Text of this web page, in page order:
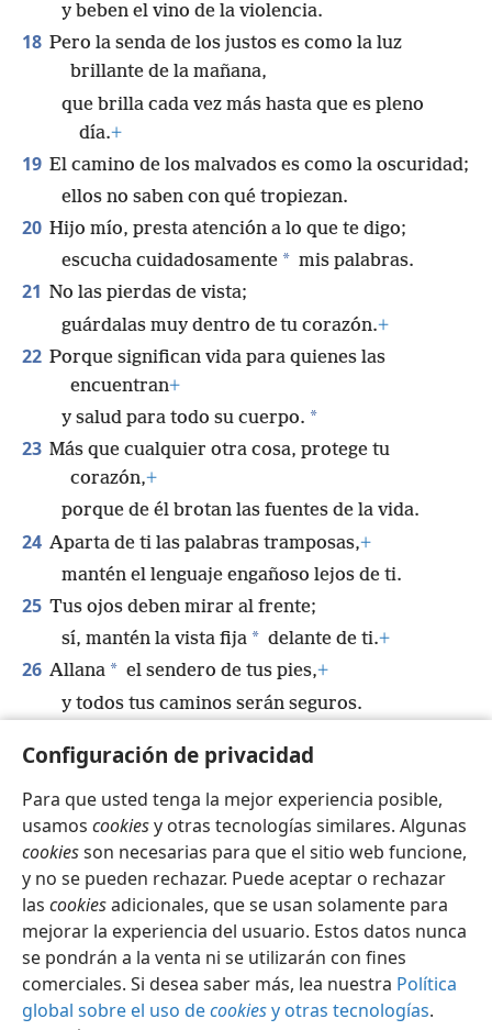
Configuración de privacidad
Para que usted tenga la mejor experiencia posible,
usamos cookiesy otras tecnologías similares. Algunas
cookiesson necesarias para que el sitio web funcione,
y no se pueden rechazar. Puede aceptar o rechazar
las cookiesadicionales, que se usan solamente para
mejorar la experiencia del usuario. Estos datos nunca
se pondrán a la venta ni se utilizarán con fines
comerciales. Si desea saber más, lea nuestra Política
global sobre el uso decookiesy otras tecnologías.
y beben el vino de la violencia.
18 Pero la senda de los justos es como la luz
brillante de la mañana,
que brilla cada vez más hasta que es pleno
día.+
19 El camino de los malvados es como la oscuridad;
ellos no saben con qué tropiezan.
20 Hijo mío, presta atención a lo que te digo;
escucha cuidadosamente * mis palabras.
21 No las pierdas de vista;
guárdalas muy dentro de tu corazón.+
22 Porque significan vida para quienes las
encuentran+
y salud para todo su cuerpo. *
23 Más que cualquier otra cosa, protege tu
corazón,+
porque de él brotan las fuentes de la vida.
24 Aparta de ti las palabras tramposas,+
mantén el lenguaje engañoso lejos de ti.
25 Tus ojos deben mirar al frente;
sí, mantén la vista fija * delante de ti.+
26 Allana * el sendero de tus pies,+
y todos tus caminos serán seguros.
Aleja tus pies de la maldad.
Español Compartir Configuración
Copyright © 2026 Watch Tower Bible and Tract Society of Pennsylvania
Condiciones de uso
Política de privacidad
Configuración de privacidad
JW.ORG Iniciar sesión